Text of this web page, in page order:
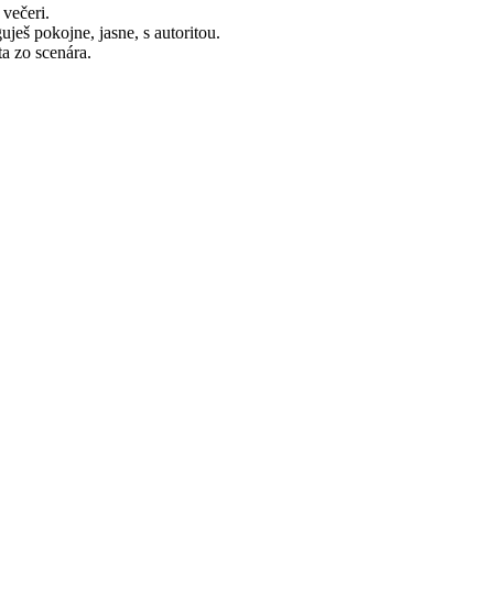
pokojne, jasne, s autoritou.
zo scenára.